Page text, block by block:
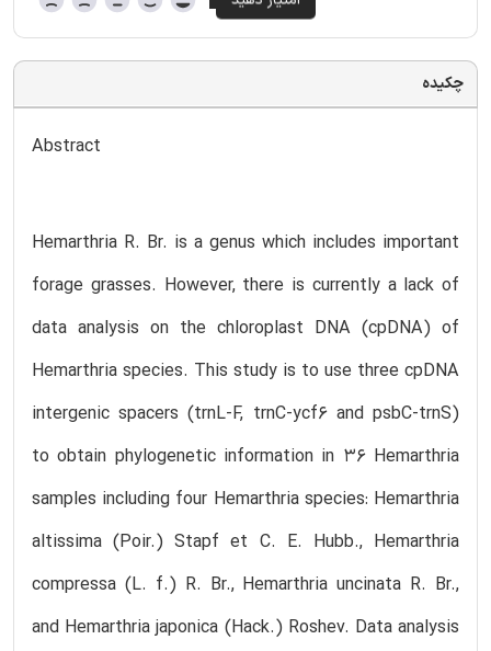
چکیده
Abstract
Hemarthria R. Br. is a genus which includes important
forage grasses. However, there is currently a lack of
data analysis on the chloroplast DNA (cpDNA) of
Hemarthria species. This study is to use three cpDNA
intergenic spacers (trnL-F, trnC-ycf6 and psbC-trnS)
to obtain phylogenetic information in 36 Hemarthria
samples including four Hemarthria species: Hemarthria
altissima (Poir.) Stapf et C. E. Hubb., Hemarthria
compressa (L. f.) R. Br., Hemarthria uncinata R. Br.,
and Hemarthria japonica (Hack.) Roshev. Data analysis